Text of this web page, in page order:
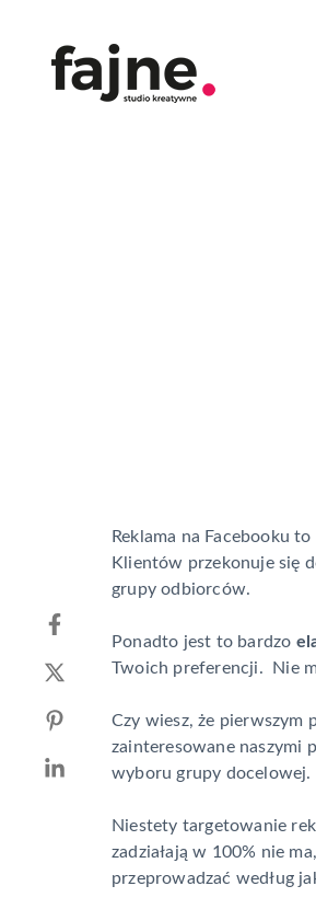
Reklama na Facebooku
Klientów przekonuje się
grupy odbiorców.
Ponadto jest to bardzo
Twoich preferencji. Nie
Czy wiesz, że pierwszym
zainteresowane naszymi
wyboru grupy docelowej.
Niestety targetowanie
zadziałają w 100% nie
przeprowadzać według